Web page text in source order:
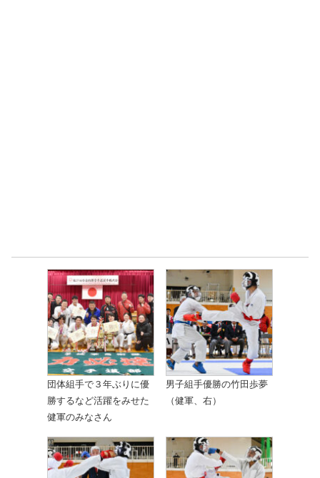
団体組手で３年ぶりに優
勝するなど活躍をみせた
健軍のみなさん
男子組手優勝の竹田歩夢
（健軍、右）